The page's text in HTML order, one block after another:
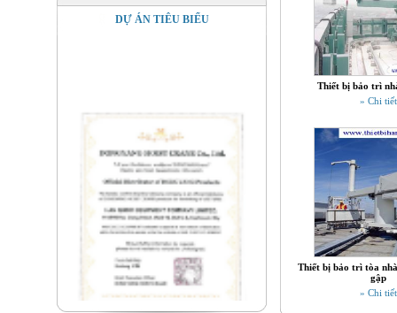
DỰ ÁN TIÊU BIỂU
Thiết bị bảo trì
» Chi tiết
Thiết bị bảo trì tòa
gập
» Chi tiết